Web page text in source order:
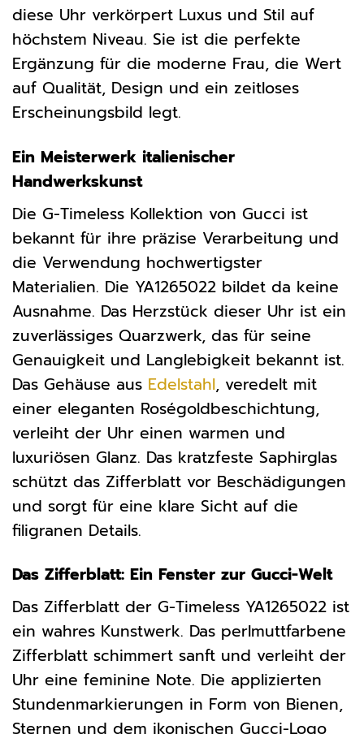
diese Uhr verkörpert Luxus und Stil auf
höchstem Niveau. Sie ist die perfekte
Ergänzung für die moderne Frau, die Wert
auf Qualität, Design und ein zeitloses
Erscheinungsbild legt.
Ein Meisterwerk italienischer
Handwerkskunst
Die G-Timeless Kollektion von Gucci ist
bekannt für ihre präzise Verarbeitung und
die Verwendung hochwertigster
Materialien. Die YA1265022 bildet da keine
Ausnahme. Das Herzstück dieser Uhr ist ein
zuverlässiges Quarzwerk, das für seine
Genauigkeit und Langlebigkeit bekannt ist.
Das Gehäuse aus Edelstahl, veredelt mit
einer eleganten Roségoldbeschichtung,
verleiht der Uhr einen warmen und
luxuriösen Glanz. Das kratzfeste Saphirglas
schützt das Zifferblatt vor Beschädigungen
und sorgt für eine klare Sicht auf die
filigranen Details.
Das Zifferblatt: Ein Fenster zur Gucci-Welt
Das Zifferblatt der G-Timeless YA1265022 ist
ein wahres Kunstwerk. Das perlmuttfarbene
Zifferblatt schimmert sanft und verleiht der
Uhr eine feminine Note. Die applizierten
Stundenmarkierungen in Form von Bienen,
Sternen und dem ikonischen Gucci-Logo